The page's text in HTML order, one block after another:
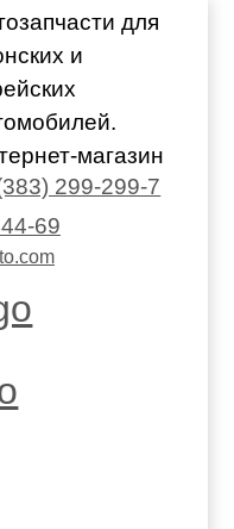
для
и
магазин
299-299-7
69